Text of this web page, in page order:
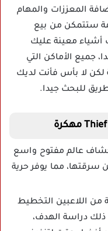
المعززات والمهام
ستتمكن من بيع
أشياء معينة عليك
جميع الأماكن التي
لكن لا بأس فأنت لديك
للبحث جيدا.
عالم مفتوح واسع
سرقتها، مما يوفر حرية
من اللاعبين التخطيط
ذلك دراسة الهدف،